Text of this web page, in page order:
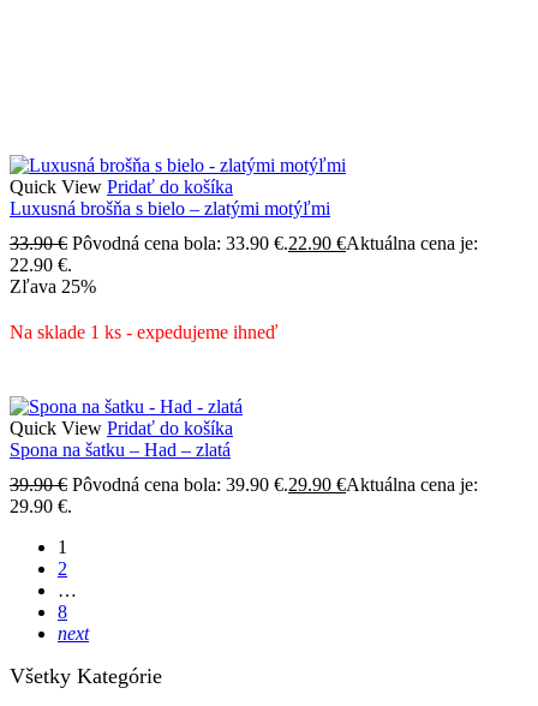
Quick View Pridať do košíka
Luxusná brošňa s bielo – zlatými motýľmi
33.90€ Pôvodná cena bola: 33.90 €.22.90 €Aktuálna cena je:
22.90 €.
Zľava 25%
Na sklade 1 ks - expedujeme ihneď
Quick View Pridať do košíka
Spona na šatku – Had – zlatá
39.90€ Pôvodná cena bola: 39.90 €.29.90 €Aktuálna cena je:
29.90 €.
1
2
…
8
next
Všetky Kategórie